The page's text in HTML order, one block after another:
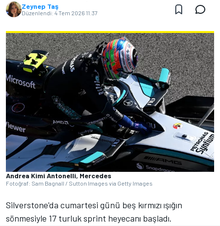
Zeynep Taş
Düzenlendi: 4 Tem 2026 11:37
Andrea Kimi Antonelli, Mercedes
Fotoğraf: Sam Bagnall / Sutton Images via Getty Images
Silverstone'da cumartesi günü beş kırmızı ışığın
sönmesiyle 17 turluk sprint heyecanı başladı.